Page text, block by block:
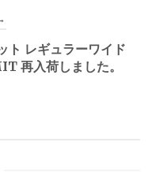
ト レギュラーワイド
再入荷しました。